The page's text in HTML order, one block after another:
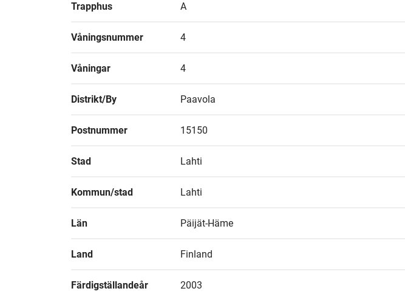
Trapphus A
Våningsnummer 4
Våningar 4
Distrikt/By Paavola
Postnummer 15150
Stad Lahti
Kommun/stad Lahti
Län Päijät-Häme
Land Finland
Färdigställandeår 2003